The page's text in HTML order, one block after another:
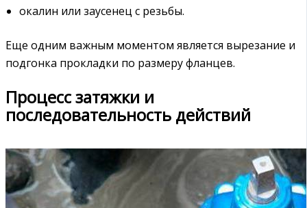
окалин или заусенец с резьбы.
Еще одним важным моментом является вырезание и
подгонка прокладки по размеру фланцев.
Процесс затяжки и
последовательность действий